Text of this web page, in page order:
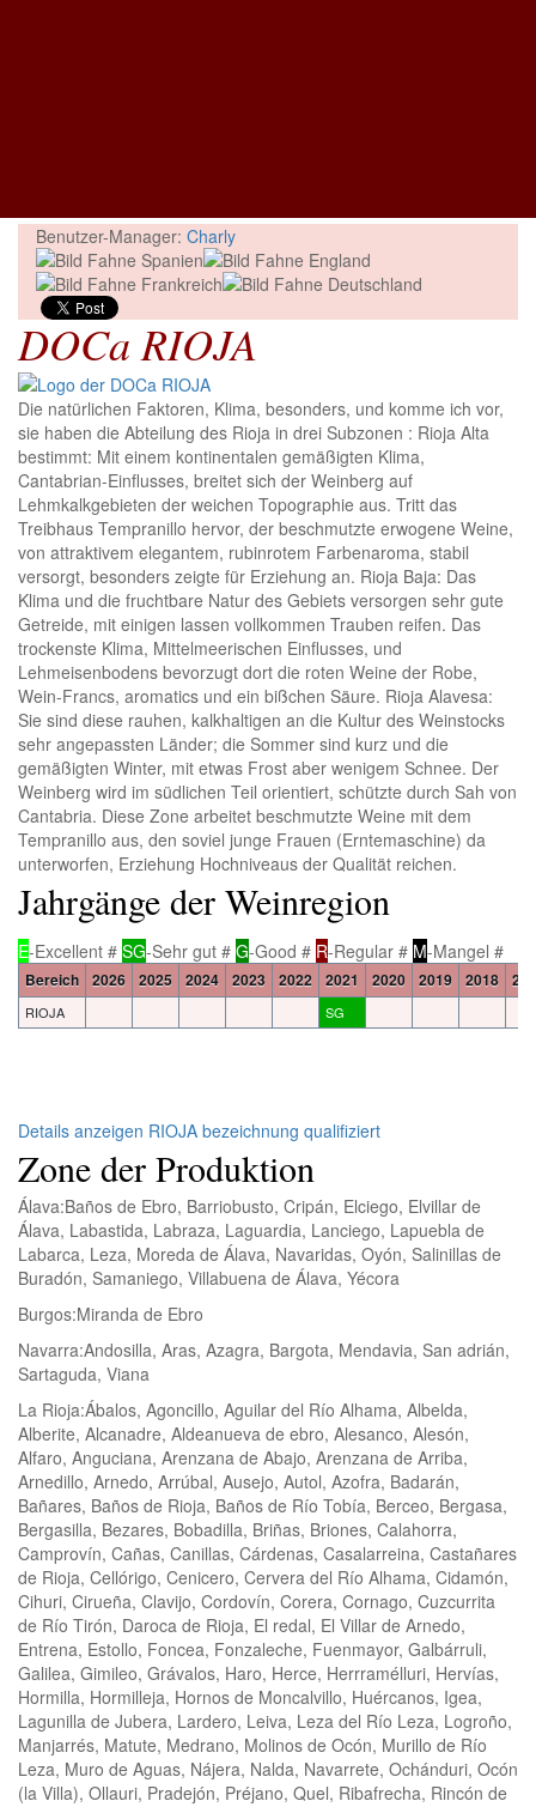
Benutzer-Manager: Charly
DOCa RIOJA
Die natürlichen Faktoren, Klima, besonders, und komme ich vor,
sie haben die Abteilung des Rioja in drei Subzonen : Rioja Alta
bestimmt: Mit einem kontinentalen gemäßigten Klima,
Cantabrian-Einflusses, breitet sich der Weinberg auf
Lehmkalkgebieten der weichen Topographie aus. Tritt das
Treibhaus Tempranillo hervor, der beschmutzte erwogene Weine,
von attraktivem elegantem, rubinrotem Farbenaroma, stabil
versorgt, besonders zeigte für Erziehung an. Rioja Baja: Das
Klima und die fruchtbare Natur des Gebiets versorgen sehr gute
Getreide, mit einigen lassen vollkommen Trauben reifen. Das
trockenste Klima, Mittelmeerischen Einflusses, und
Lehmeisenbodens bevorzugt dort die roten Weine der Robe,
Wein-Francs, aromatics und ein bißchen Säure. Rioja Alavesa:
Sie sind diese rauhen, kalkhaltigen an die Kultur des Weinstocks
sehr angepassten Länder; die Sommer sind kurz und die
gemäßigten Winter, mit etwas Frost aber wenigem Schnee. Der
Weinberg wird im südlichen Teil orientiert, schützte durch Sah von
Cantabria. Diese Zone arbeitet beschmutzte Weine mit dem
Tempranillo aus, den soviel junge Frauen (Erntemaschine) da
unterworfen, Erziehung Hochniveaus der Qualität reichen.
Jahrgänge der Weinregion
E-Excellent # SG-Sehr gut # G-Good # R-Regular # M-Mangel #
Bereich 2026 2025 2024 2023 2022 2021 2020 2019 2018
RIOJA SG
Details anzeigen RIOJA bezeichnung qualifiziert
Zone der Produktion
Álava:Baños de Ebro, Barriobusto, Cripán, Elciego, Elvillar de
Álava, Labastida, Labraza, Laguardia, Lanciego, Lapuebla de
Labarca, Leza, Moreda de Álava, Navaridas, Oyón, Salinillas de
Buradón, Samaniego, Villabuena de Álava, Yécora
Burgos:Miranda de Ebro
Navarra:Andosilla, Aras, Azagra, Bargota, Mendavia, San adrián,
Sartaguda, Viana
La Rioja:Ábalos, Agoncillo, Aguilar del Río Alhama, Albelda,
Alberite, Alcanadre, Aldeanueva de ebro, Alesanco, Alesón,
Alfaro, Anguciana, Arenzana de Abajo, Arenzana de Arriba,
Arnedillo, Arnedo, Arrúbal, Ausejo, Autol, Azofra, Badarán,
Bañares, Baños de Rioja, Baños de Río Tobía, Berceo, Bergasa,
Bergasilla, Bezares, Bobadilla, Briñas, Briones, Calahorra,
Camprovín, Cañas, Canillas, Cárdenas, Casalarreina, Castañares
de Rioja, Cellórigo, Cenicero, Cervera del Río Alhama, Cidamón,
Cihuri, Cirueña, Clavijo, Cordovín, Corera, Cornago, Cuzcurrita
de Río Tirón, Daroca de Rioja, El redal, El Villar de Arnedo,
Entrena, Estollo, Foncea, Fonzaleche, Fuenmayor, Galbárruli,
Galilea, Gimileo, Grávalos, Haro, Herce, Herrramélluri, Hervías,
Hormilla, Hormilleja, Hornos de Moncalvillo, Huércanos, Igea,
Lagunilla de Jubera, Lardero, Leiva, Leza del Río Leza, Logroño,
Manjarrés, Matute, Medrano, Molinos de Ocón, Murillo de Río
Leza, Muro de Aguas, Nájera, Nalda, Navarrete, Ochánduri, Ocón
(la Villa), Ollauri, Pradejón, Préjano, Quel, Ribafrecha, Rincón de